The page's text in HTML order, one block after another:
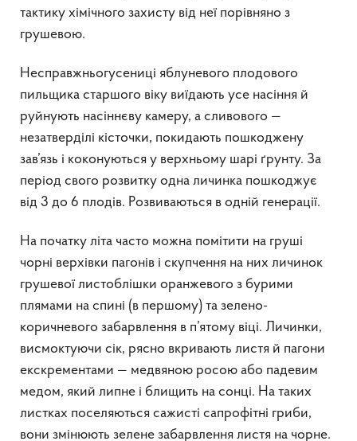
тактику хімічного захисту від неї порівняно з
грушевою.
Несправжньогусениці яблуневого плодового
пильщика старшого віку виїдають усе насіння й
руйнують насіннєву камеру, а сливового —
незатверділі кісточки, покидають пошкоджену
зав’язь і коконуються у верхньому шарі ґрунту. За
період свого розвитку одна личинка пошкоджує
від 3 до 6 плодів. Розвиваються в одній генерації.
На початку літа часто можна помітити на груші
чорні верхівки пагонів і скупчення на них личинок
грушевої листоблішки оранжевого з бурими
плямами на спині (в першому) та зелено-
коричневого забарвлення в п’ятому віці. Личинки,
висмоктуючи сік, рясно вкривають листя й пагони
екскрементами — медвяною росою або падевим
медом, який липне і блищить на сонці. На таких
листках поселяються сажисті сапрофітні гриби,
вони змінюють зелене забарвлення листя на чорне.